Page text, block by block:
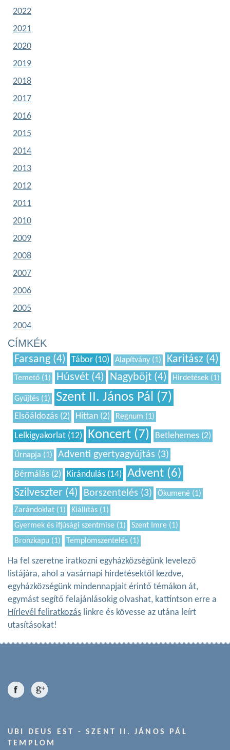
2022
2021
2020
2019
2018
2017
2016
2015
2014
2013
2012
2011
2010
2009
2008
2007
2006
2005
2004
CÍMKÉK
Farsang (4) Tábor (10) Alapítvány (1) Karitász (4)
Temető (1) Húsvét (4) Nagyböjt (4) Hirdetések (1)
Gyűjtés (1) Szent II. János Pál (7)
Elsőáldozás (2) Hittan (2) Regnum (1)
Lelkigyakorlat (12) Koncert (7) Betlehemes (2)
Úrnapja (1) Adventi gyertyagyújtás (3)
Bérmálás (2) Kirándulás (14) Advent (6)
Szilveszter (4) Borszentelés (3)
Ökumené (1)
Zarándoklat (1)
Kiállítás (1)
Gyermek és ifjúsági szentmise (1)
Szent Imre (1)
Bronzkapu (1)
Templomszentelés (1)
Ha fel szeretne iratkozni egyházközségünk levelező
listájára, ahol a vasárnapi hirdetésektől kezdve,
egyházközségünk mindennapjait érintő témákon át,
egymást segítő felajánlásokig olvashat, kattintson erre a
Hírlevél feliratkozás linkre és kövesse az utána leírt
utasításokat!
UBI DEUS EST - SZENT II. JÁNOS PÁL
TEMPLOM